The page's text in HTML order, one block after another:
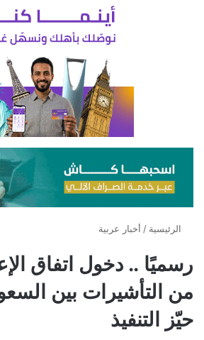
الرئيسية / أخبار عربية
رسميًا .. دخول اتفاق
من التأشيرات بين
حيّز التنفيذ